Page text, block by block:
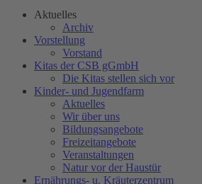
Aktuelles
Archiv
Vorstellung
Vorstand
Kitas der CSB gGmbH
Die Kitas stellen sich vor
Kinder- und Jugendfarm
Aktuelles
Wir über uns
Bildungsangebote
Freizeitangebote
Veranstaltungen
Natur vor der Haustür
Ernährungs- u. Kräuterzentrum